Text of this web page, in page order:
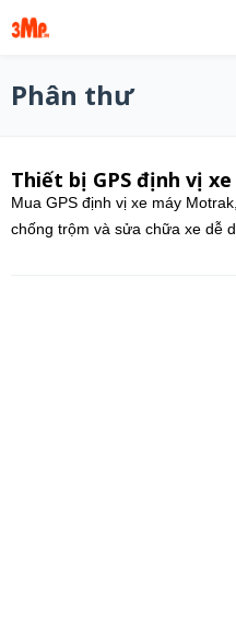
Phân thư
Thiết bị GPS định vị
Mua GPS định vị xe máy
chống trộm và sửa chữa xe dễ